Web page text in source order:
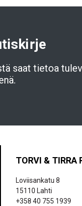
saat tietoa
TORVI & TIRRA
Loviisankatu 8
15110 Lahti
+358 40 755 1939